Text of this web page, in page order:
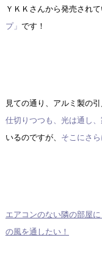
ＹＫＫさんから発売されて
プ」 です！
見ての通り、アルミ製の
仕切りつつも、光は通し
いるのですが、 そこにさら
エアコンのない隣の部屋
の風を通したい！